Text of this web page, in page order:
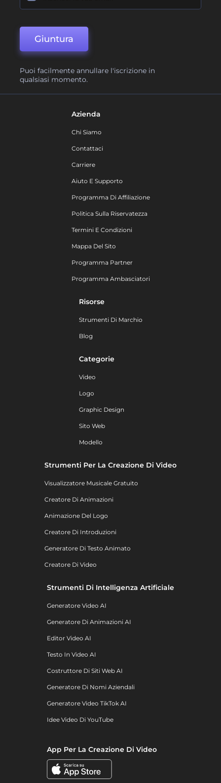
Giuntura
Puoi facilmente annullare l'iscrizione in
qualsiasi momento.
Azienda
Chi Siamo
Contattaci
Carriere
Aiuto E Supporto
Programma Di Affiliazione
Politica Sulla Riservatezza
Termini E Condizioni
Mappa Del Sito
Programma Partner
Programma Ambasciatori
Risorse
Strumenti Di Marchio
Blog
Categorie
Video
Logo
Graphic Design
Sito Web
Modello
Strumenti Per La Creazione Di Video
Visualizzatore Musicale Gratuito
Creatore Di Animazioni
Animazione Del Logo
Creatore Di Introduzioni
Generatore Di Testo Animato
Creatore Di Video
Strumenti Di Intelligenza Artificiale
Generatore Video AI
Generatore Di Animazioni AI
Editor Video AI
Testo In Video AI
Costruttore Di Siti Web AI
Generatore Di Nomi Aziendali
Generatore Video TikTok AI
Idee Video Di YouTube
App Per La Creazione Di Video